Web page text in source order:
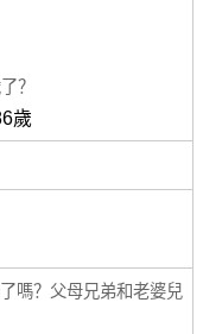
？
歲
嗎？父母兄弟和老婆兒